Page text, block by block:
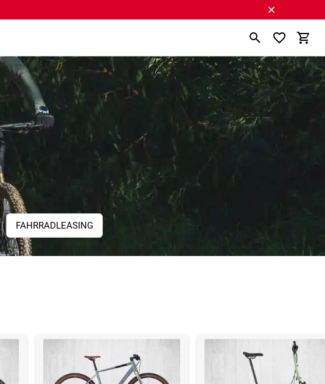
FAHRRADLEASING